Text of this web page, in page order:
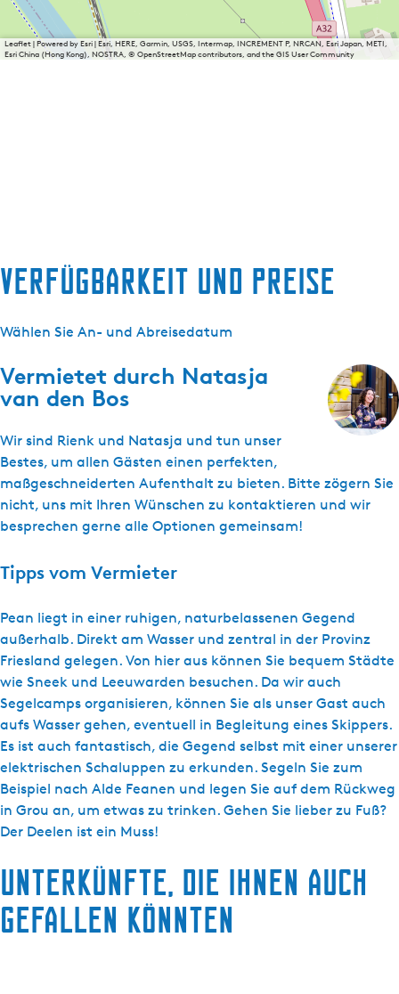
Leaflet|Powered by Esri | Esri, HERE, Garmin, USGS, Intermap, INCREMENT P, NRCAN, Esri Japan, METI,
Esri China (Hong Kong), NOSTRA, © OpenStreetMap contributors, and the GIS User Community
Verfügbarkeit und Preise
Wählen Sie An- und Abreisedatum
Vermietet durch Natasja
van den Bos
Wir sind Rienk und Natasja und tun unser
Bestes, um allen Gästen einen perfekten,
maßgeschneiderten Aufenthalt zu bieten. Bitte zögern Sie
nicht, uns mit Ihren Wünschen zu kontaktieren und wir
besprechen gerne alle Optionen gemeinsam!
Tipps vom Vermieter
Pean liegt in einer ruhigen, naturbelassenen Gegend
außerhalb. Direkt am Wasser und zentral in der Provinz
Friesland gelegen. Von hier aus können Sie bequem Städte
wie Sneek und Leeuwarden besuchen. Da wir auch
Segelcamps organisieren, können Sie als unser Gast auch
aufs Wasser gehen, eventuell in Begleitung eines Skippers.
Es ist auch fantastisch, die Gegend selbst mit einer unserer
elektrischen Schaluppen zu erkunden. Segeln Sie zum
Beispiel nach Alde Feanen und legen Sie auf dem Rückweg
in Grou an, um etwas zu trinken. Gehen Sie lieber zu Fuß?
Der Deelen ist ein Muss!
Unterkünfte, die Ihnen auch
gefallen könnten